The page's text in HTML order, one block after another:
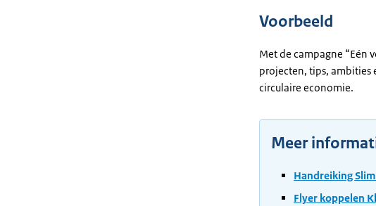
Voorbeeld
Met de campagne “Eén
projecten, tips, ambities
circulaire economie.
Meer
Handreiking
Flyer koppelen